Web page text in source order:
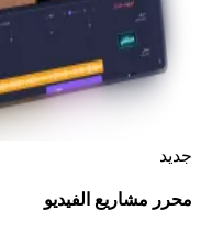
جديد
محرر مشاريع الفيديو